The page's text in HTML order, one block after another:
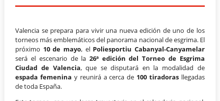
Valencia se prepara para vivir una nueva edición de uno de los
torneos más emblemáticos del panorama nacional de esgrima. El
próximo 10 de mayo, el Poliesportiu Cabanyal-Canyamelar
será el escenario de la 26ª edición del Torneo de Esgrima
Ciudad de Valencia, que se disputará en la modalidad de
espada femenina y reunirá a cerca de 100 tiradorasllegadas
de toda España.